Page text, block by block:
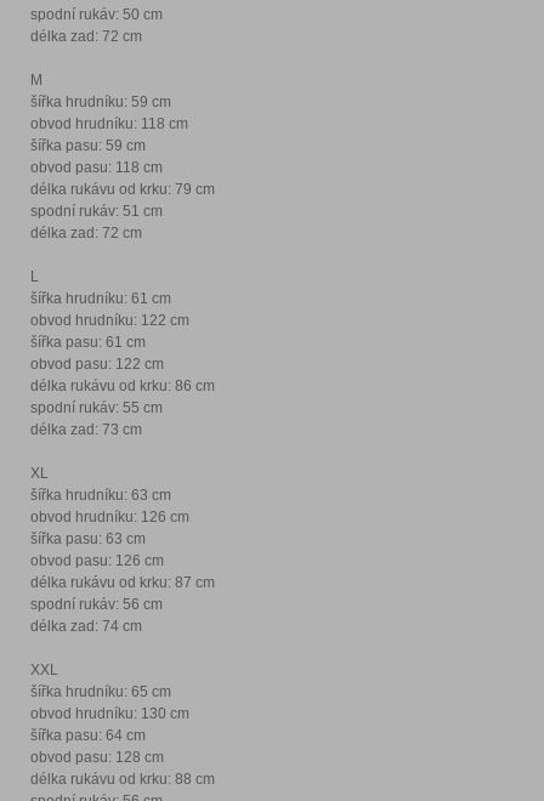
spodní rukáv: 50 cm
délka zad: 72 cm
M
šířka hrudníku: 59 cm
obvod hrudníku: 118 cm
šířka pasu: 59 cm
obvod pasu: 118 cm
délka rukávu od krku: 79 cm
spodní rukáv: 51 cm
délka zad: 72 cm
L
šířka hrudníku: 61 cm
obvod hrudníku: 122 cm
šířka pasu: 61 cm
obvod pasu: 122 cm
délka rukávu od krku: 86 cm
spodní rukáv: 55 cm
délka zad: 73 cm
XL
šířka hrudníku: 63 cm
obvod hrudníku: 126 cm
šířka pasu: 63 cm
obvod pasu: 126 cm
délka rukávu od krku: 87 cm
spodní rukáv: 56 cm
délka zad: 74 cm
XXL
šířka hrudníku: 65 cm
obvod hrudníku: 130 cm
šířka pasu: 64 cm
obvod pasu: 128 cm
délka rukávu od krku: 88 cm